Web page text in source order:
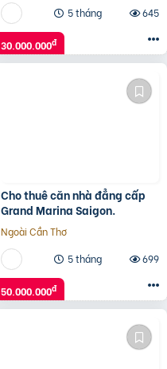
5 tháng
645
30.000.000đ
Cho thuê căn nhà đẳng cấp
Grand Marina Saigon.
Ngoài Cần Thơ
5 tháng
699
50.000.000đ